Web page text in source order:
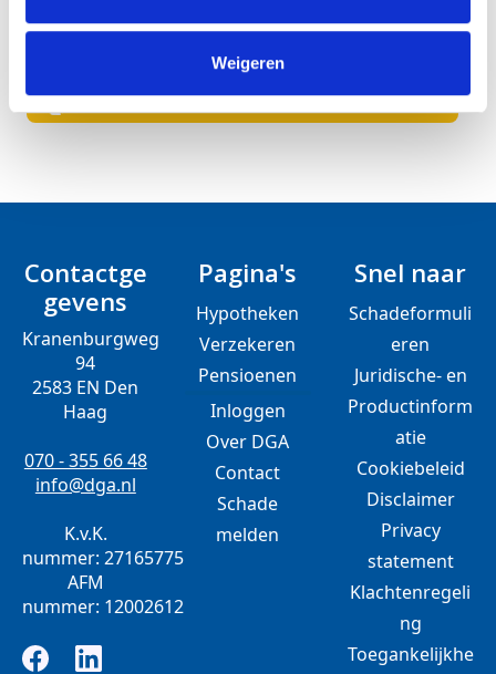
Weigeren
Bel me nu
Contactge
gevens
Kranenburgweg
94
2583 EN Den
Haag
070 - 355 66 48
info@dga.nl
K.v.K.
nummer: 27165775
AFM
nummer: 12002612
Pagina's
Hypotheken
Verzekeren
Pensioenen
Inloggen
Over DGA
Contact
Schade
melden
Snel naar
Schadeformuli
eren
Juridische- en
Productinform
atie
Cookiebeleid
Disclaimer
Privacy
statement
Klachtenregeli
ng
Toegankelijkhe